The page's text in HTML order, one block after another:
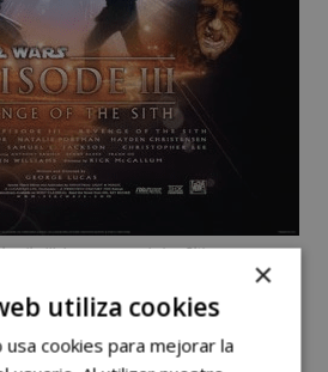
III: La venganza de los Sith
Años después del inicio de
los nobles Caballeros Jedi
×
utiliza cookies
cookies para mejorar la